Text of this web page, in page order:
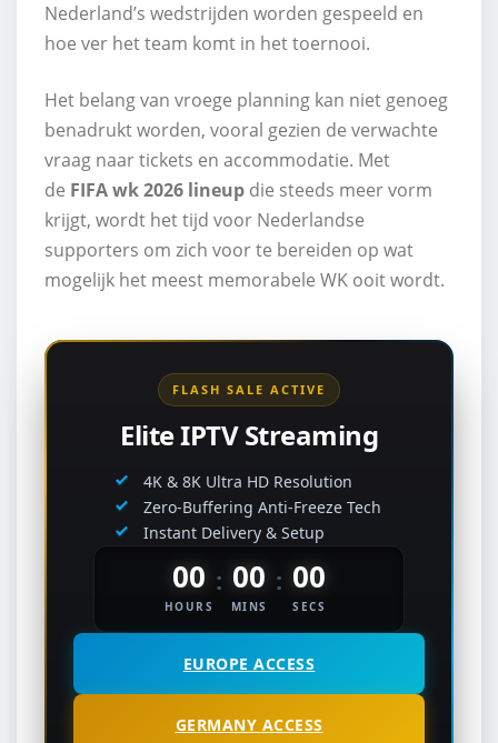
Nederland’s wedstrijden worden gespeeld en
hoe ver het team komt in het toernooi.
Het belang van vroege planning kan niet genoeg
benadrukt worden, vooral gezien de verwachte
vraag naar tickets en accommodatie. Met
de FIFA wk 2026 lineup die steeds meer vorm
krijgt, wordt het tijd voor Nederlandse
supporters om zich voor te bereiden op wat
mogelijk het meest memorabele WK ooit wordt.
FLASH SALE ACTIVE
Elite IPTV Streaming
4K & 8K Ultra HD Resolution
Zero-Buffering Anti-Freeze Tech
Instant Delivery & Setup
00
HOURS
: 00
MINS
: 00
SECS
EUROPE ACCESS
GERMANY ACCESS